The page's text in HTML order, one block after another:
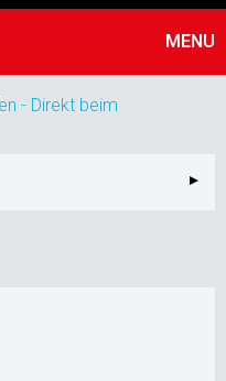
MENU
- Direkt beim